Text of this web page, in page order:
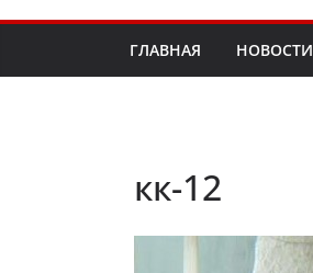
ГЛАВНАЯ НОВОСТИ
кк-12